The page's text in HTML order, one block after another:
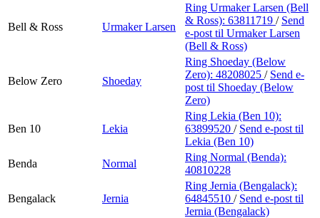
Bell & Ross Urmaker Larsen
Ring Urmaker Larsen (Bell
& Ross): 63811719 / Send
e-post til Urmaker Larsen
(Bell & Ross)
Below Zero Shoeday
Ring Shoeday (Below
Zero): 48208025 / Send e-
post til Shoeday (Below
Zero)
Ben 10 Lekia
Ring Lekia (Ben 10):
63899520 / Send e-post til
Lekia (Ben 10)
Benda
Normal
Ring Normal (Benda):
40810228
Bengalack Jernia
Ring Jernia (Bengalack):
64845510 / Send e-post til
Jernia (Bengalack)